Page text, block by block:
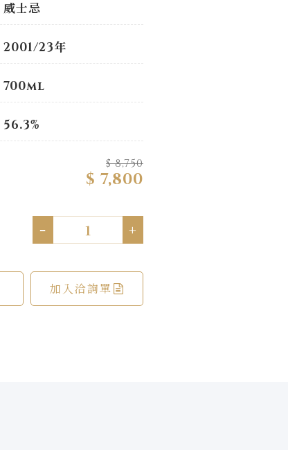
威士忌
2001/23年
700ml
56.3%
$ 8,750
$ 7,800
- +
加入洽詢單